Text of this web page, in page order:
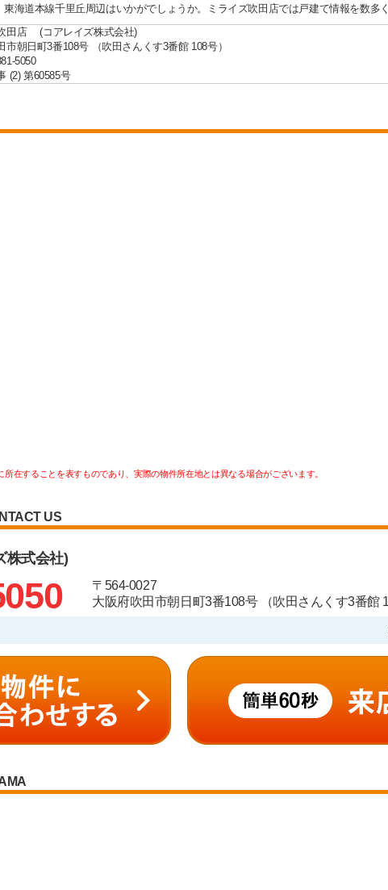
東海道本線千里丘周辺はいかがでしょうか。ミライズ吹田店では戸建て情報を数多
田店 (コアレイズ株式会社)
市朝日町3番108号 （吹田さんくす3番館 108号）
5050
(2) 第60585号
在することを表すものであり、実際の物件所在地とは異なる場合がございます。
US
株式会社)
〒564-0027
大阪府吹田市朝日町3番108号 （吹田さんくす3番館